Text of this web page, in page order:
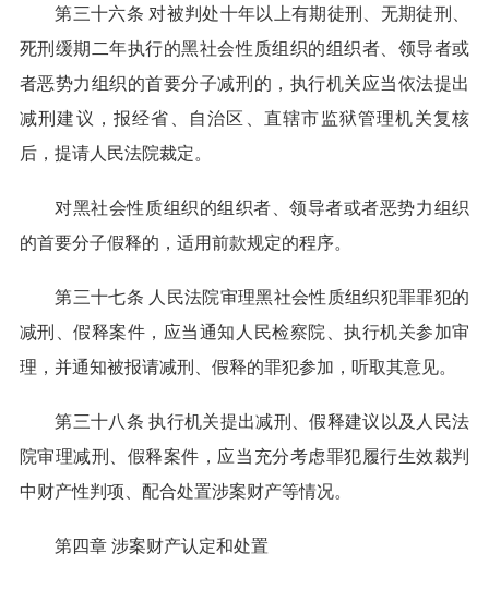
第三十六条 对被判处十年以上有期徒刑、无期徒刑、
死刑缓期二年执行的黑社会性质组织的组织者、领导者或
者恶势力组织的首要分子减刑的，执行机关应当依法提出
减刑建议，报经省、自治区、直辖市监狱管理机关复核
后，提请人民法院裁定。
对黑社会性质组织的组织者、领导者或者恶势力组织
的首要分子假释的，适用前款规定的程序。
第三十七条 人民法院审理黑社会性质组织犯罪罪犯的
减刑、假释案件，应当通知人民检察院、执行机关参加审
理，并通知被报请减刑、假释的罪犯参加，听取其意见。
第三十八条 执行机关提出减刑、假释建议以及人民法
院审理减刑、假释案件，应当充分考虑罪犯履行生效裁判
中财产性判项、配合处置涉案财产等情况。
第四章 涉案财产认定和处置